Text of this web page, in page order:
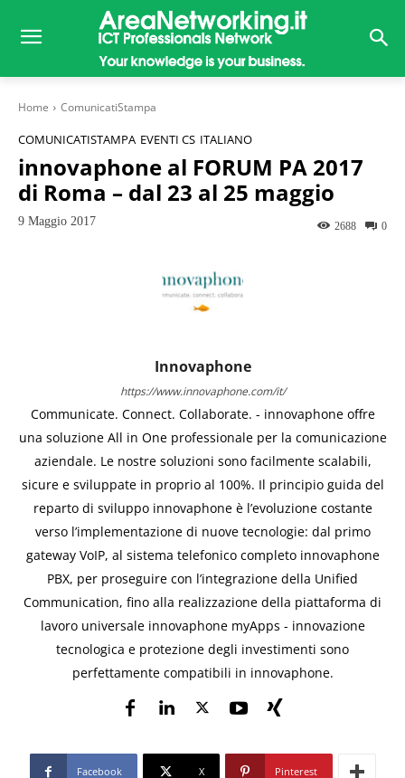
Home ComunicatiStampa
COMUNICATISTAMPA EVENTI CS ITALIANO
innovaphone al FORUM PA 2017
di Roma – dal 23 al 25 maggio
9 Maggio 2017 0
2688
Innovaphone
https://www.innovaphone.com/it/
Communicate. Connect. Collaborate. - innovaphone offre
una soluzione All in One professionale per la comunicazione
aziendale. Le nostre soluzioni sono facilmente scalabili,
sicure e sviluppate in proprio al 100%. Il principio guida del
reparto di sviluppo innovaphone è l’evoluzione costante
verso l’implementazione di nuove tecnologie: dal primo
gateway VoIP, al sistema telefonico completo innovaphone
PBX, per proseguire con l’integrazione della Unified
Communication, fino alla realizzazione della piattaforma di
lavoro universale innovaphone myApps - innovazione
tecnologica e protezione degli investimenti sono
perfettamente compatibili in innovaphone.
Facebook X Pinterest